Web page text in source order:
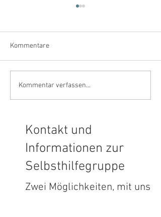
Wissen oder glauben?
Kommentare
Kommentar verfassen...
Kontakt und
Informationen zur
Selbsthilfegruppe
Zwei Möglichkeiten, mit uns